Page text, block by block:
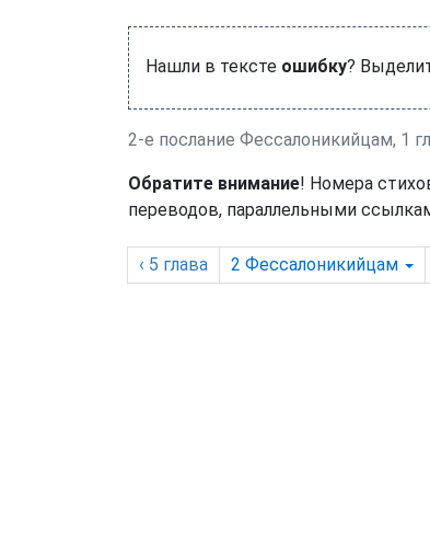
Нашли в тексте ошибку?
2-е послание Фессалоникийцам, 1
Обратите внимание! Номера
переводов, параллельными
‹ 5 глава 2 Фессалоникийцам